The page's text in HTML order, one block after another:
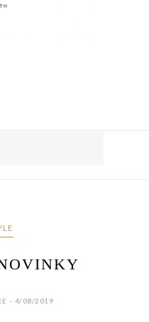
- 4/08/2019